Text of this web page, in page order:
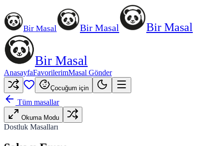
Bir Masal Bir Masal Bir Masal
Bir Masal
AnasayfaFavorilerimMasal Gönder
Çocuğum için
Tüm masallar
Okuma Modu
Dostluk Masalları